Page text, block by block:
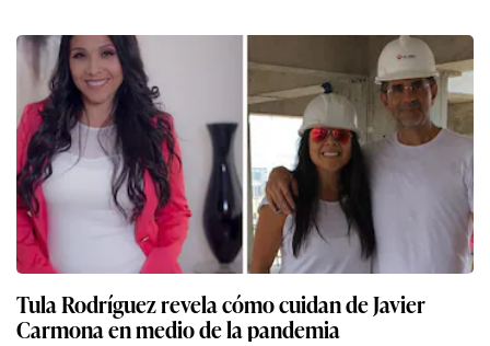
Tula Rodríguez revela cómo cuidan de Javier
Carmona en medio de la pandemia